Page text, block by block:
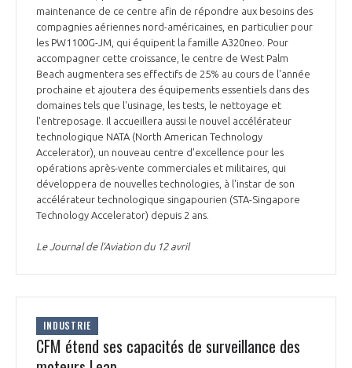
maintenance de ce centre afin de répondre aux besoins des
compagnies aériennes nord-américaines, en particulier pour
les PW1100G-JM, qui équipent la famille A320neo. Pour
accompagner cette croissance, le centre de West Palm
Beach augmentera ses effectifs de 25% au cours de l'année
prochaine et ajoutera des équipements essentiels dans des
domaines tels que l'usinage, les tests, le nettoyage et
l'entreposage. Il accueillera aussi le nouvel accélérateur
technologique NATA (North American Technology
Accelerator), un nouveau centre d'excellence pour les
opérations après-vente commerciales et militaires, qui
développera de nouvelles technologies, à l'instar de son
accélérateur technologique singapourien (STA-Singapore
Technology Accelerator) depuis 2 ans.
Le Journal de l’Aviation du 12 avril
INDUSTRIE
CFM étend ses capacités de surveillance des